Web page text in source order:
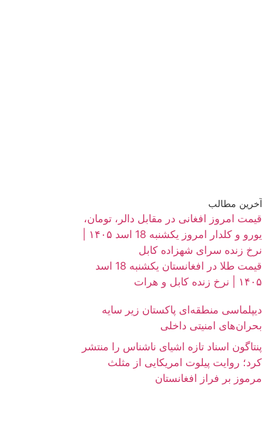
آخرین مطالب
قیمت امروز افغانی در مقابل دالر، تومان،
نرخ زنده سرای شهزاده کابل
قیمت طلا در افغانستان یکشنبه 18 اسد
۱۴۰۵ | نرخ زنده کابل و هرات
دیپلماسی منطقه‌ای پاکستان زیر سایه
بحران‌های امنیتی داخلی
پنتاگون اسناد تازه اشیای ناشناس را منتشر
کرد؛ روایت پیلوت امریکایی از مثلث
مرموز بر فراز افغانستان